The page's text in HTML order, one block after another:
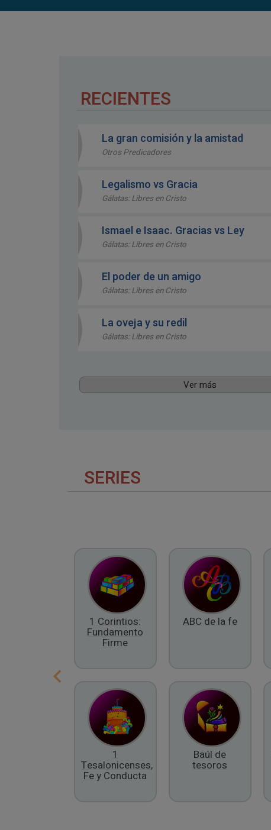
RECIENTES
La gran comisión y la amistad
Otros Predicadores
Legalismo vs Gracia
Gálatas: Libres en Cristo
Ismael e Isaac. Gracias vs Ley
Gálatas: Libres en Cristo
El poder de un amigo
Gálatas: Libres en Cristo
La oveja y su redil
Gálatas: Libres en Cristo
Ver más
SERIES
1 Corintios:
Fundamento
Firme
1
Tesalonicenses,
Fe y Conducta
ABC de la fe
Baúl de
tesoros